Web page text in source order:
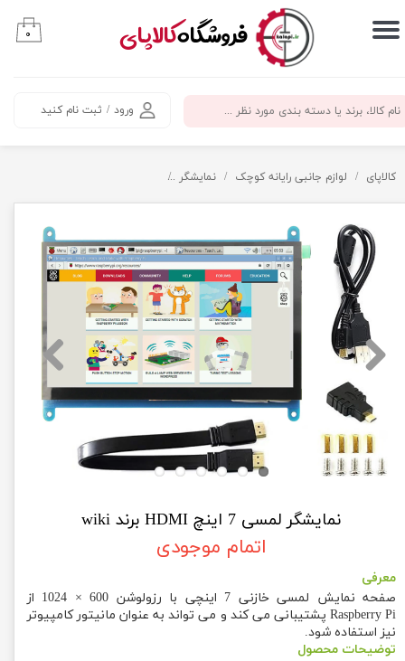
​فروشگاهکالاپای
ورود / ثبت نام کنید
حساب کاربری من
سفارشات
۰
کالاپای لوازم جانبی رایانه کوچک نمایشگر
نمایشگر لمسی 7 اینچ HDMI برند wiki
اتمام موجودی
معرفی
صفحه نمایش لمسی خازنی 7 اینچی با رزولوشن 600 × 1024 از
Raspberry Pi پشتیبانی می کند و می تواند به عنوان مانیتور کامپیوتر
نیز استفاده شود.
توضیحات محصول